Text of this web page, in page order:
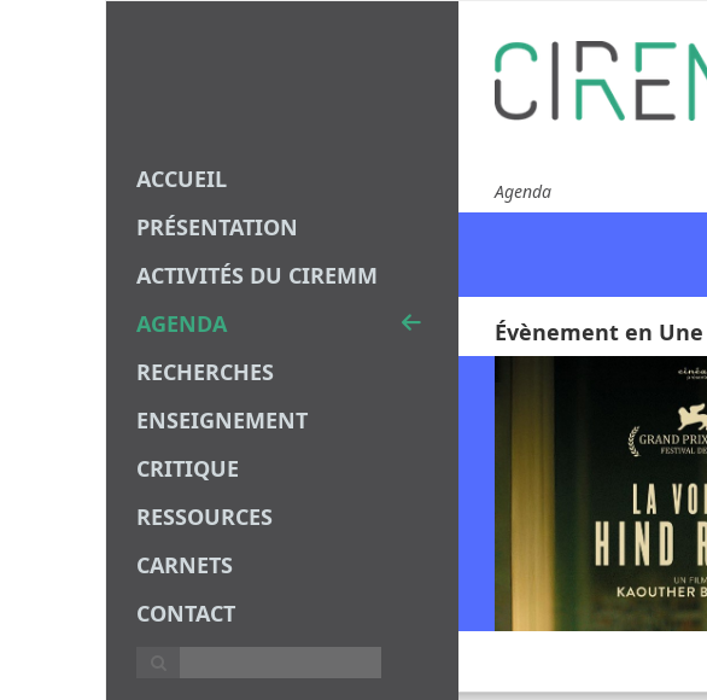
ACCUEIL
PRÉSENTATION
ACTIVITÉS DU CIREMM
AGENDA
RECHERCHES
ENSEIGNEMENT
CRITIQUE
RESSOURCES
CARNETS
CONTACT
Agenda
Évènement en Une